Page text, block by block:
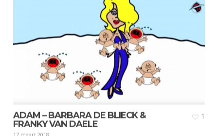
ADAM – BARBARA DE BLIECK &
FRANKY VAN DAELE
17 maart 2018
1